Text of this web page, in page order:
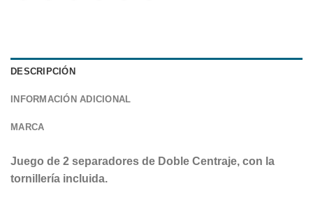
DESCRIPCIÓN
INFORMACIÓN ADICIONAL
MARCA
Juego de 2 separadores de Doble Centraje, con la
tornillería incluida.